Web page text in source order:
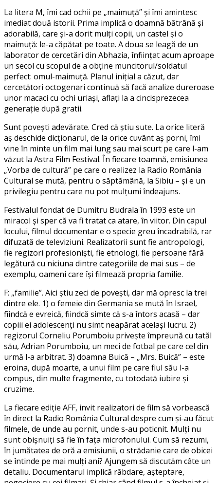
La litera M, îmi cad ochii pe „maimuță” și îmi amintesc
imediat două istorii. Prima implică o doamnă bătrână și
adorabilă, care și-a dorit mulți copii, un castel și o
maimuță: le-a căpătat pe toate. A doua se leagă de un
laborator de cercetări din Abhazia, înființat acum aproape
un secol cu scopul de a obține muncitorul/soldatul
perfect: omul-maimuță. Planul inițial a căzut, dar
cercetători octogenari continuă să facă analize dureroase
unor macaci cu ochi uriași, aflați la a cincisprezecea
generație după gratii.
Sunt povești adevărate. Cred că știu sute. La orice literă
aș deschide dicționarul, de la orice cuvânt aș porni, îmi
vine în minte un film mai lung sau mai scurt pe care l-am
văzut la Astra Film Festival. În fiecare toamnă, emisiunea
„Vorba de cultură” pe care o realizez la Radio România
Cultural se mută, pentru o săptămână, la Sibiu – și e un
privilegiu pentru care nu pot mulțumi îndeajuns.
Festivalul fondat de Dumitru Budrala în 1993 este un
miracol și sper că va fi tratat ca atare, în viitor. Din capul
locului, filmul documentar e o specie greu încadrabilă, rar
difuzată de televiziuni. Realizatorii sunt fie antropologi,
fie regizori profesioniști, fie etnologi, fie persoane fără
legătură cu niciuna dintre categoriile de mai sus – de
exemplu, oameni care își filmează propria familie.
F: „familie”. Aici știu zeci de povești, dar mă opresc la trei
dintre ele. 1) o femeie din Germania se mută în Israel,
fiindcă e evreică, fiindcă simte că s-a întors acasă – dar
copiii ei adolescenți nu simt neapărat același lucru. 2)
regizorul Corneliu Porumboiu privește împreună cu tatăl
său, Adrian Porumboiu, un meci de fotbal pe care cel din
urmă l-a arbitrat. 3) doamna Buică – „Mrs. Buică” – este
eroina, după moarte, a unui film pe care fiul său l-a
compus, din multe fragmente, cu totodată iubire și
cruzime.
La fiecare ediție AFF, invit realizatori de film să vorbească
în direct la Radio România Cultural despre cum și-au făcut
filmele, de unde au pornit, unde s-au poticnit. Mulți nu
sunt obișnuiți să fie în fața microfonului. Cum să rezumi,
în jumătatea de oră a emisiunii, o strădanie care de obicei
se întinde pe mai mulți ani? Ajungem să discutăm câte un
detaliu. Documentarul implică răbdare, așteptare,